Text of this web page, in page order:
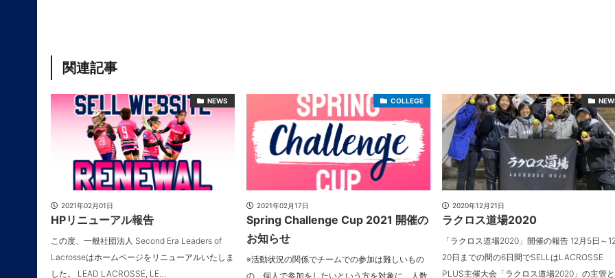
関連記事
NEWS
2021年02月01日
HPリニューアル報告
この度、一般社団法人 Second Era Leaders of
Lacrosseはホームページをリニューアルいたしま
した。 LEAD LACROSSE, LE…
COLLEGE
2021年02月17日
Spring Challenge Cup 2021 開催の
お知らせ
※活動状況の関係でチームでの参加は難しいもの
の、個人で参加をしたいという方を対象に、人数
2020年12月21日
ラクロス道場2020
「ラクロス道場2020」開催の報告 12月5日～
20日までの間の6日間でSELLはLACROSSE
PLUS主催大会「ラクロス道場2020」の主管